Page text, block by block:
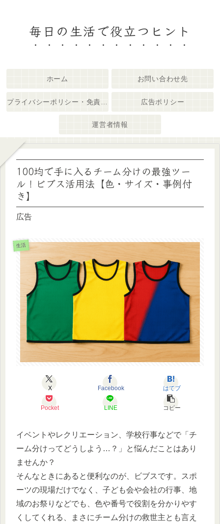
毎日の生活で役立つヒント
ホーム お問い合わせ先
広告ポリシー
運営者情報
100均で手に入るチーム分けの最強ツー
ル！ビブス活用法【色・サイズ・事例付
き】
広告
生活
X Facebook はてブ
Pocket LINE コピー
イベントやレクリエーション、学校行事などで「チ
ーム分けってどうしよう…？」と悩んだことはあり
ませんか？
そんなときにあると便利なのが、ビブスです。スポ
ーツの現場だけでなく、子ども会や会社の行事、地
域のお祭りなどでも、色や番号で役割を分かりやす
くしてくれる、まさにチーム分けの救世主とも言え